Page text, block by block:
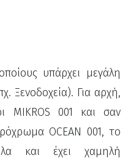
υπάρχει μεγάλη
Ξενοδοχεία). Για αρχή,
MIKROS 001 και σαν
OCEAN 001, το
και έχει χαμηλή